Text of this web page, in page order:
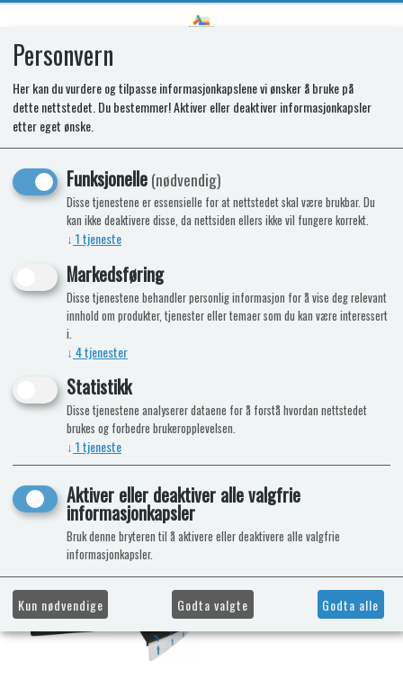
Innbyggingskonvektor 305 mm
Personvern
Her kan du vurdere og tilpasse informasjonkapslene vi ønsker å bruke på
dette nettstedet. Du bestemmer! Aktiver eller deaktiver informasjonkapsler
etter eget ønske.
Funksjonelle(nødvendig)
Disse tjenestene er essensielle for at nettstedet skal være brukbar. Du
kan ikke deaktivere disse, da nettsiden ellers ikke vil fungere korrekt.
↓ 1tjeneste
Markedsføring
Disse tjenestene behandler personlig informasjon for å vise deg relevant
innhold om produkter, tjenester eller temaer som du kan være interessert
i.
↓ 4tjenester
Statistikk
Disse tjenestene analyserer dataene for å forstå hvordan nettstedet
brukes og forbedre brukeropplevelsen.
↓ 1tjeneste
Aktiver eller deaktiver alle valgfrie
informasjonkapsler
Bruk denne bryteren til å aktivere eller deaktivere alle valgfrie
informasjonkapsler.
Kun nødvendige Godta valgte Godta alle